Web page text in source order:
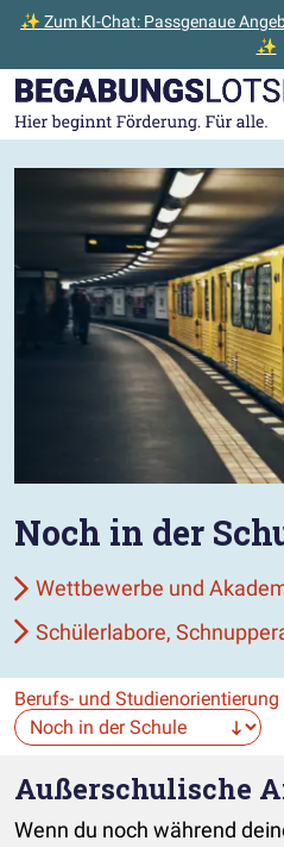
✨ Zum KI-Chat: Passgenaue
✨
Zum Hauptinhalt der Seite
Zur Startseite gehen
Noch in der
Wettbewerbe und
Schülerlabore,
Berufs- und Studienorientierung
Außerschulische
Wenn du noch während